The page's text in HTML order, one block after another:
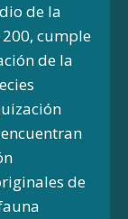
de la
cumple
de la
de